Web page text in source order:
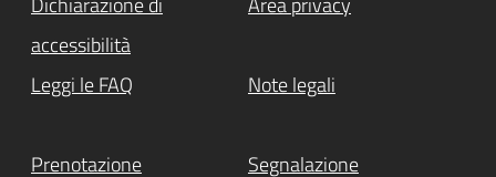
accessibilità
Leggi le FAQ Note legali
Prenotazione Segnalazione